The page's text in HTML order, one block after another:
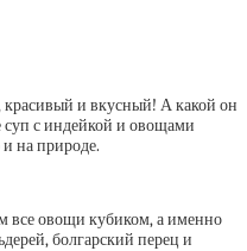
и вкусный! А какой он
с индейкой и овощами
на природе.
все овощи кубиком, а именно
болгарский перец и